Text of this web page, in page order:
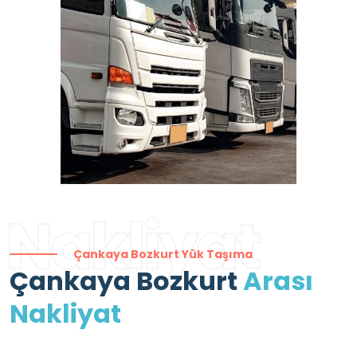
Nakliyat
Çankaya Bozkurt Yük Taşıma
Çankaya BozkurtArası
Nakliyat